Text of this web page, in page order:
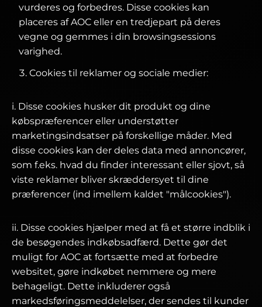
vurderes og forbedres. Disse cookies kan
placeres af AOC eller en tredjepart på deres
vegne og gemmes i din browsingsessions
varighed.
Cookies til reklamer og sociale medier:
i. Disse cookies husker dit produkt og dine
købspræferencer eller understøtter
marketingsindsatser på forskellige måder. Med
disse cookies kan der deles data med annoncører,
som f.eks. hvad du finder interessant eller sjovt, så
viste reklamer bliver skræddersyet til dine
præferencer (ind imellem kaldet "målcookies").
ii. Disse cookies hjælper med at få et større indblik i
de besøgendes indkøbsadfærd. Dette gør det
muligt for AOC at fortsætte med at forbedre
websitet, gøre indkøbet nemmere og mere
behageligt. Dette inkluderer også
markedsføringsmeddelelser, der sendes til kunder